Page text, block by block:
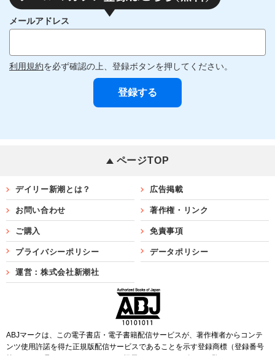
メールアドレス
利用規約を必ず確認の上、登録ボタンを押してください。
ページTOP
デイリー新潮とは？ 広告掲載
お問い合わせ 著作権・リンク
ご購入 免責事項
プライバシーポリシー データポリシー
運営：株式会社新潮社
ABJマークは、この電子書店・電子書籍配信サービスが、著作権者からコンテ
ンツ使用許諾を得た正規版配信サービスであることを示す登録商標（登録番号